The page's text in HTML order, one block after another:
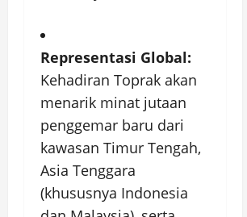
Representasi Global:
Kehadiran Toprak akan
menarik minat jutaan
penggemar baru dari
kawasan Timur Tengah,
Asia Tenggara
(khususnya Indonesia